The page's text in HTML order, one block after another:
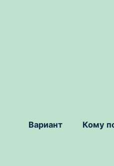
Вариант Кому